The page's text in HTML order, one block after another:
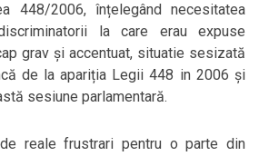
448/2006, înțelegând necesitatea
la care erau expuse
grav și accentuat, situatie sesizată
de la apariția Legii 448 in 2006 și
sesiune parlamentară.
reale frustrari pentru o parte din